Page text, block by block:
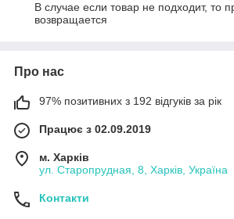
В случае если товар не подходит, то
возвращается
Про нас
97% позитивних з 192 відгуків за рік
Працює з 02.09.2019
м. Харків
ул. Старопрудная, 8, Харків, Україна
Контакти